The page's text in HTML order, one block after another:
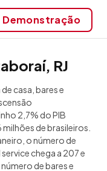
Demonstração
RJ
casa, bares e
2,7% do PIB
de brasileiros.
o número de
chega a 207 e
de bares e